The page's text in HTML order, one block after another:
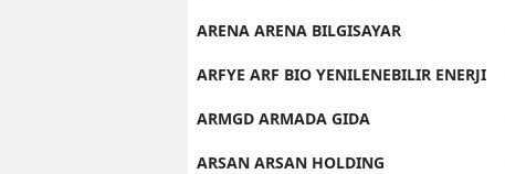
ARENA ARENA BILGISAYAR
ARFYE ARF BIO YENILENEBILIR ENERJI
ARMGD ARMADA GIDA
ARSAN ARSAN HOLDING